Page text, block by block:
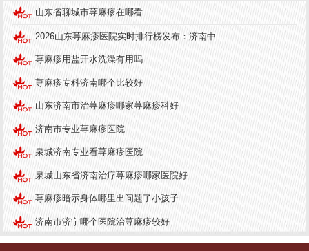
山东省聊城市荨麻疹在哪看
2026山东荨麻疹医院实时排行榜发布：济南中
荨麻疹用盐开水洗澡有用吗
荨麻疹专科济南哪个比较好
山东济南市治荨麻疹哪家荨麻疹科好
济南市专业荨麻疹医院
泉城济南专业看荨麻疹医院
泉城山东省济南治疗荨麻疹哪家医院好
荨麻疹暗示身体哪里出问题了小孩子
济南市济宁哪个医院治荨麻疹较好